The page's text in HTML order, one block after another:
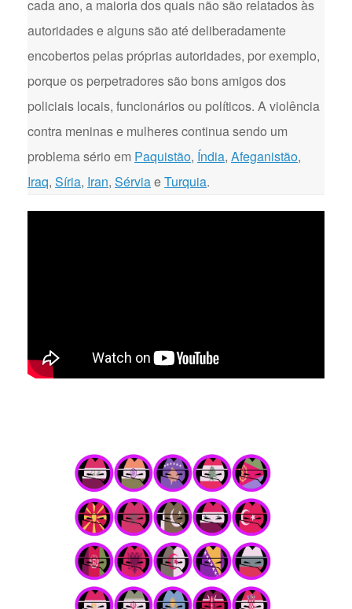
cada ano, a maioria dos quais não são relatados às
autoridades e alguns são até deliberadamente
encobertos pelas próprias autoridades, por exemplo,
porque os perpetradores são bons amigos dos
policiais locais, funcionários ou políticos. A violência
contra meninas e mulheres continua sendo um
problema sério em Paquistão, Índia, Afeganistão,
Iraq, Síria, Iran, SérviaeTurquia.